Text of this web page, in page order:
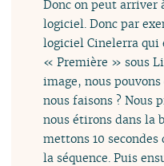
Donc on peut arriver
logiciel. Donc par
logiciel Cinelerra qui
« Première » sous
image, nous
nous faisons ? Nous
nous étirons dans la
mettons 10 secondes
la séquence. Puis